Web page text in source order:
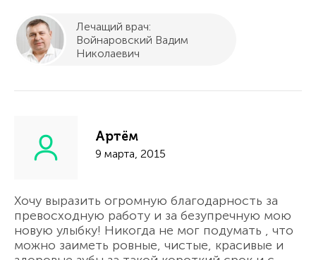
Лечащий врач:
Войнаровский Вадим
Николаевич
Артём
9 марта, 2015
Хочу выразить огромную благодарность за
превосходную работу и за безупречную мою
новую улыбку! Никогда не мог подумать , что
можно заиметь ровные, чистые, красивые и